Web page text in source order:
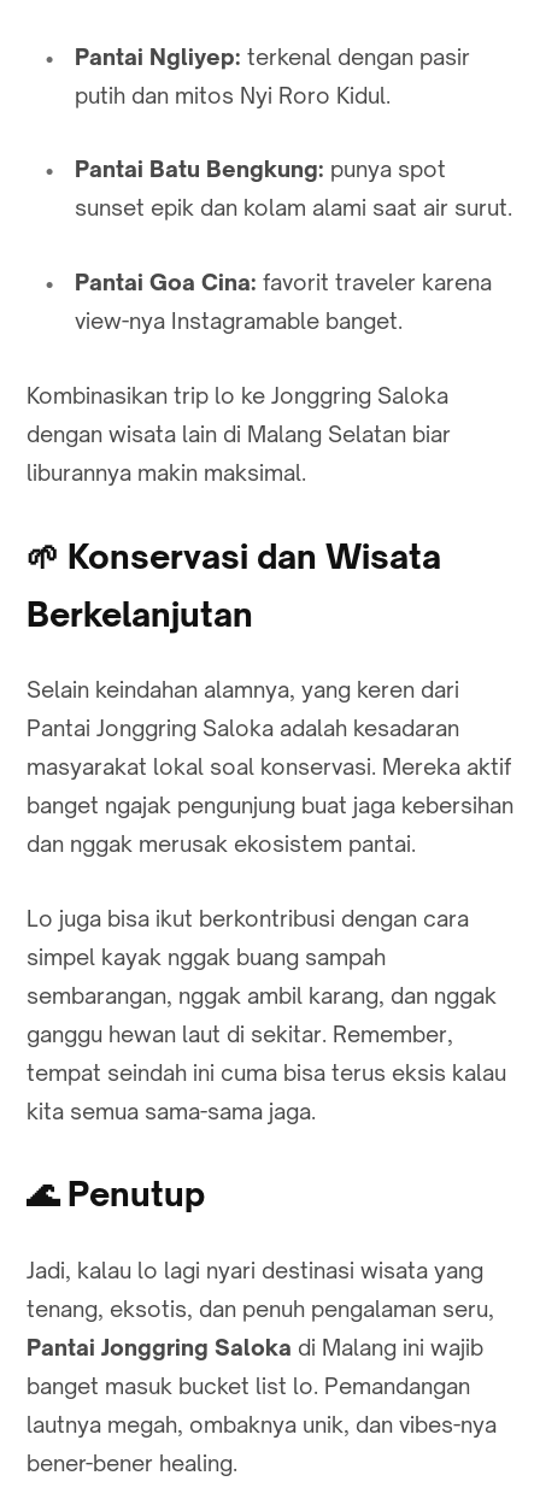
Pantai Ngliyep: terkenal dengan pasir
putih dan mitos Nyi Roro Kidul.
Pantai Batu Bengkung: punya spot
sunset epik dan kolam alami saat air surut.
Pantai Goa Cina: favorit traveler karena
view-nya Instagramable banget.
Kombinasikan trip lo ke Jonggring Saloka
dengan wisata lain di Malang Selatan biar
liburannya makin maksimal.
🌱 Konservasi dan Wisata
Berkelanjutan
Selain keindahan alamnya, yang keren dari
Pantai Jonggring Saloka adalah kesadaran
masyarakat lokal soal konservasi. Mereka aktif
banget ngajak pengunjung buat jaga kebersihan
dan nggak merusak ekosistem pantai.
Lo juga bisa ikut berkontribusi dengan cara
simpel kayak nggak buang sampah
sembarangan, nggak ambil karang, dan nggak
ganggu hewan laut di sekitar. Remember,
tempat seindah ini cuma bisa terus eksis kalau
kita semua sama-sama jaga.
🌊Penutup
Jadi, kalau lo lagi nyari destinasi wisata yang
tenang, eksotis, dan penuh pengalaman seru,
Pantai Jonggring Saloka di Malang ini wajib
banget masuk bucket list lo. Pemandangan
lautnya megah, ombaknya unik, dan vibes-nya
bener-bener healing.